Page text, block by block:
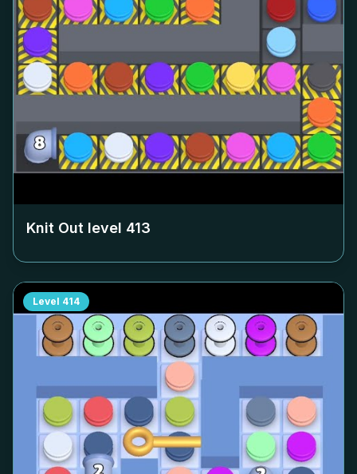
Knit Out level 413
Level 414